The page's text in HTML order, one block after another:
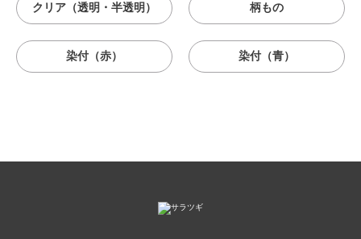
クリア（透明・半透明） 柄もの
染付（赤） 染付（青）